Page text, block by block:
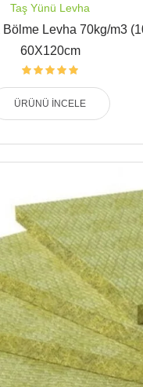
Taş Yünü Levha
Bölme Levha 70kg/m3
60X120cm
ÜRÜNÜ İNCELE